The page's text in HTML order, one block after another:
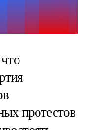
протестов